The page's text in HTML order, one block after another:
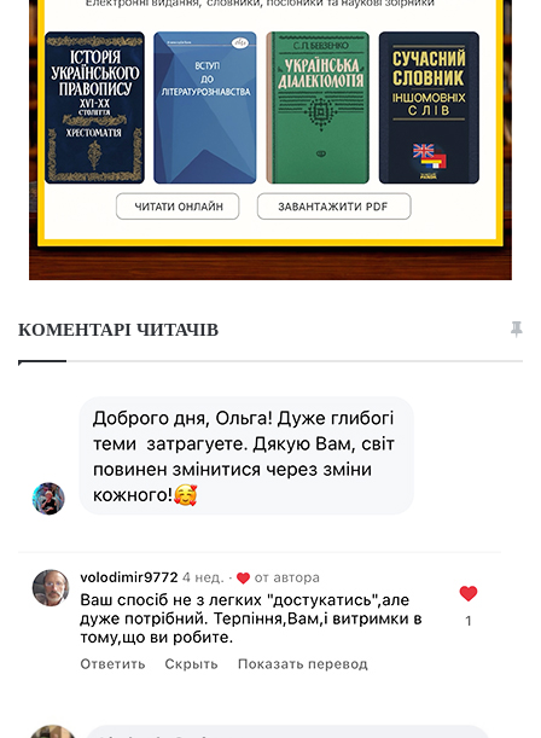
КОМЕНТАРІ ЧИТАЧІВ